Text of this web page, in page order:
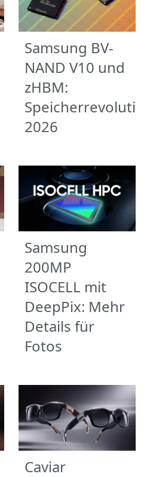
Samsung BV-
NAND V10 und
zHBM:
2026
Samsung
200MP
ISOCELL mit
DeepPix: Mehr
Details für
Fotos
Caviar